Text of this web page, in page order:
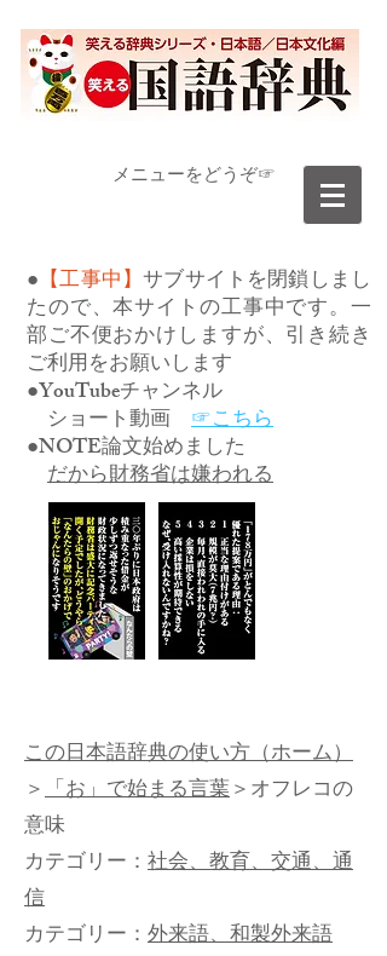
​メニューをどうぞ☞
● 【工事中】サブサイトを閉鎖しまし
たので、本サイトの工事中です。一
部ご不便おかけしますが、引き続き
ご利用をお願いします
●YouTubeチャンネル
ショート動画 ☞こちら
●NOTE論文始めました
だから財務省は嫌われる
この日本語辞典の使い方（ホーム）
＞「お」で始まる言葉＞オフレコの
意味
カテゴリー： 社会、教育、交通、通
信
カテゴリー： 外来語、和製外来語